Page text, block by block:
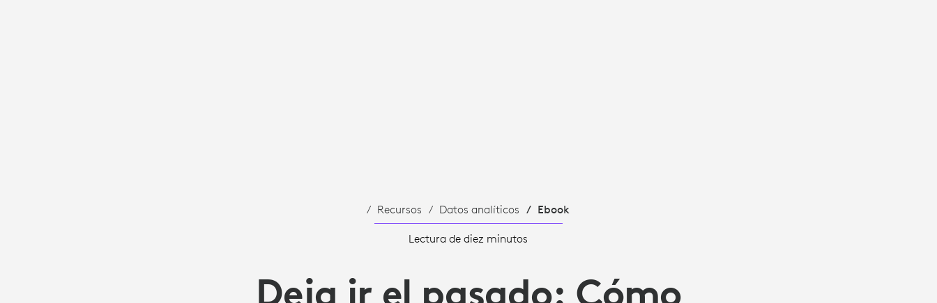
Recursos Datos analíticos Ebook
Lectura de diez minutos
Deja ir el pasado: Cómo